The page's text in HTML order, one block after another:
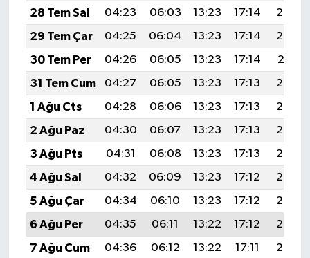
28 Tem Sal
04:23 06:03 13:23 17:14
20:33
29 Tem Çar
04:25 06:04 13:23 17:14
20:32
30 Tem Per
04:26 06:05 13:23 17:14
20:31
31 Tem Cum
04:27 06:05 13:23 17:13
20:30
1 Ağu Cts
04:28 06:06 13:23 17:13
20:29
2 Ağu Paz
04:30 06:07 13:23 17:13
20:28
3 Ağu Pts
04:31 06:08 13:23 17:13
20:27
4 Ağu Sal
04:32 06:09 13:23 17:12
20:26
5 Ağu Çar
04:34 06:10 13:23 17:12
20:25
6 Ağu Per
04:35 06:11 13:22 17:12
20:24
7 Ağu Cum
04:36 06:12 13:22 17:11
20:23